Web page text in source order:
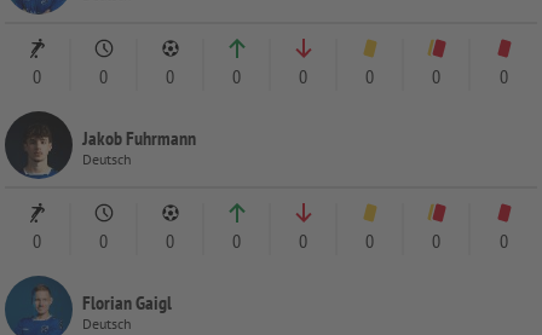
0 0 0 0 0 0 0 0
Jakob Fuhrmann
Deutsch
0 0 0 0 0 0 0 0
Florian Gaigl
Deutsch